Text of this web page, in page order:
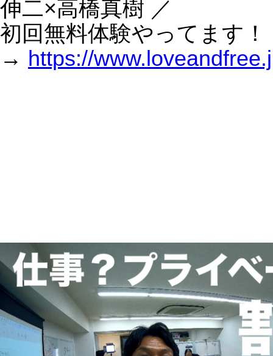
【AI検索時代】Googleビジネスプロフィールが最
重要に！MEO対策はここまで変わった
える3つの変化【本日のAIニュース】
AI検索時代の新SEO戦略：引用されるサイトが勝
つ。CTR61％減の中で生き残る方法